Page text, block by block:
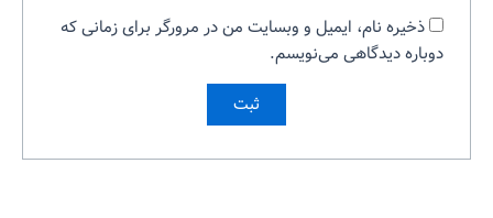
ذخیره نام، ایمیل و وبسایت من در مرورگر برای زمانی که
دوباره دیدگاهی می‌نویسم.